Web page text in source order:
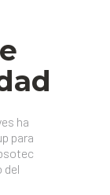
ha
para
del